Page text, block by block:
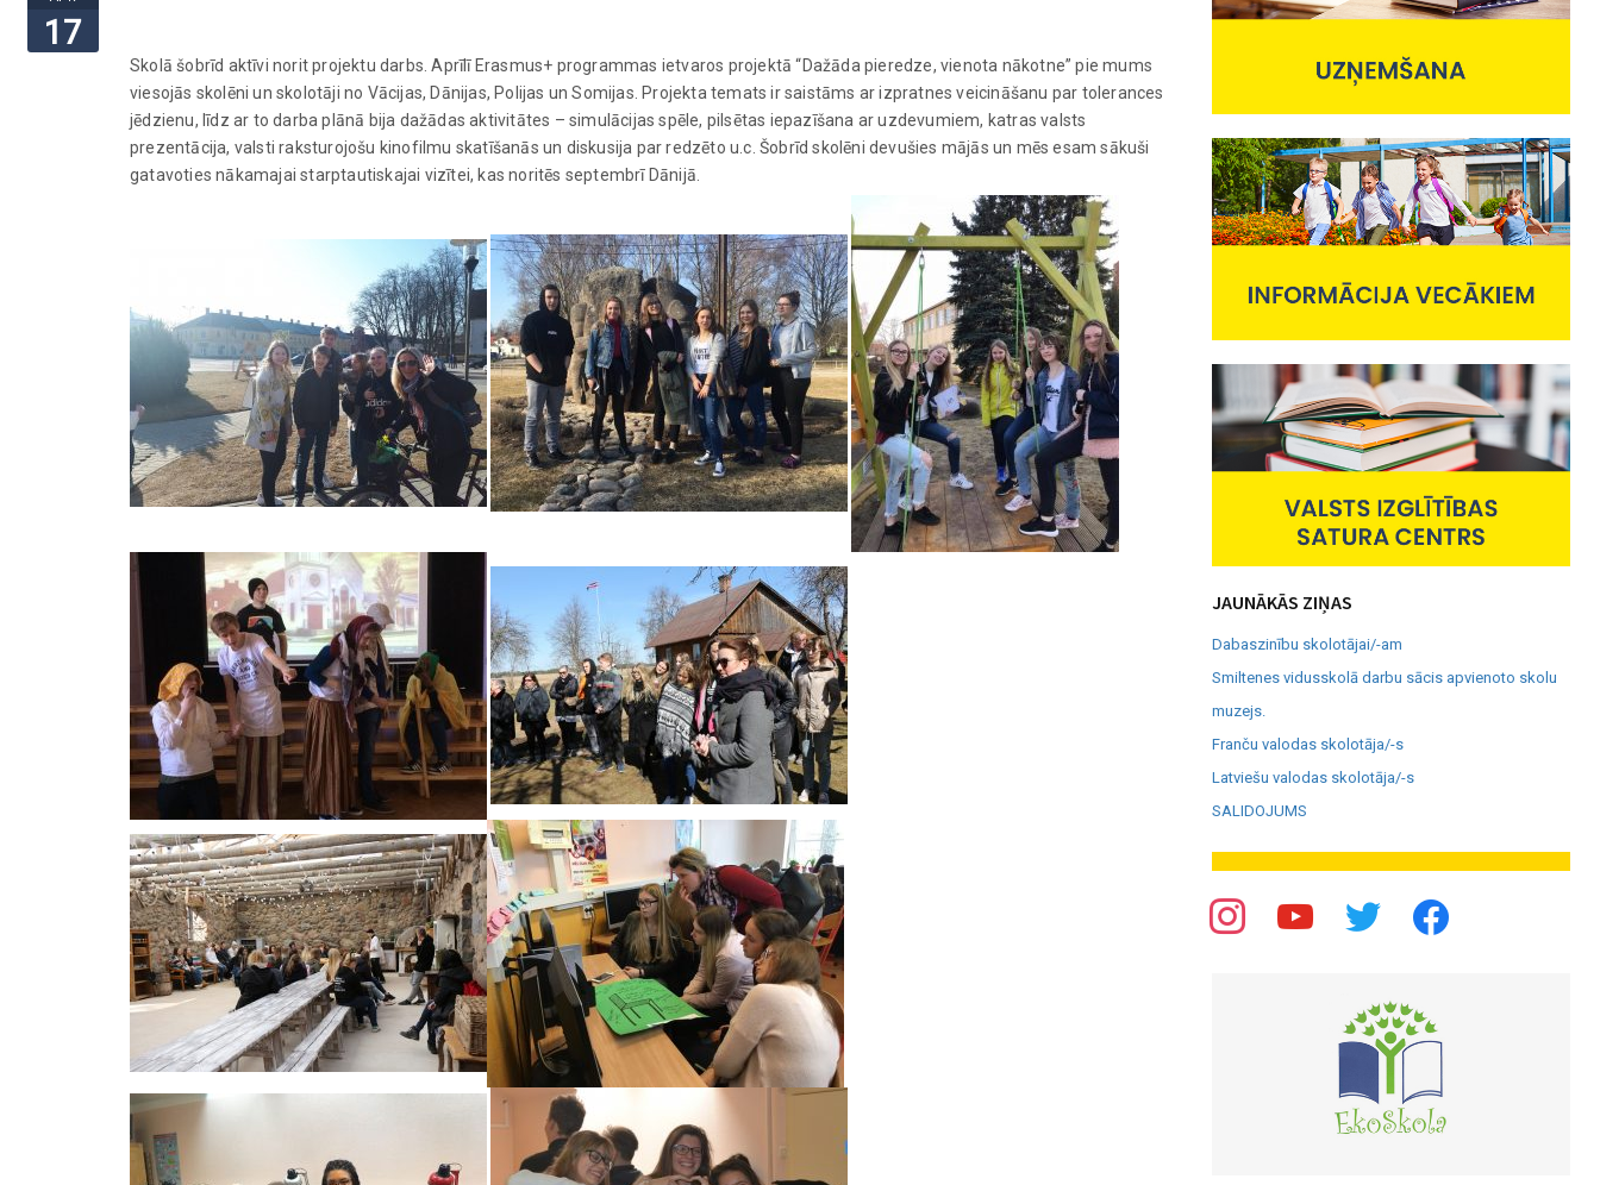
17
Skolā šobrīd aktīvi norit projektu darbs. Aprīlī Erasmus+ programmas ietvaros projektā “Dažāda pieredze, vienota nākotne” pie mums
viesojās skolēni un skolotāji no Vācijas, Dānijas, Polijas un Somijas. Projekta temats ir saistāms ar izpratnes veicināšanu par tolerances
jēdzienu, līdz ar to darba plānā bija dažādas aktivitātes – simulācijas spēle, pilsētas iepazīšana ar uzdevumiem, katras valsts
prezentācija, valsti raksturojošu kinofilmu skatīšanās un diskusija par redzēto u.c. Šobrīd skolēni devušies mājās un mēs esam sākuši
gatavoties nākamajai starptautiskajai vizītei, kas noritēs septembrī Dānijā.
JAUNĀKĀS ZIŅAS
Dabaszinību skolotājai/-am
Smiltenes vidusskolā darbu sācis apvienoto skolu
muzejs.
Franču valodas skolotāja/-s
Latviešu valodas skolotāja/-s
SALIDOJUMS